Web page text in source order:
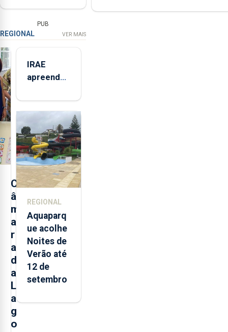
PUB
REGIONAL VER MAIS
C
â
m
a
r
a
d
a
L
a
g
o
IRAE
apreendeu
toneladas
de
alimentos
entre
2021 e
2025 nos
Açores
REGIONAL
Aquaparq
ue acolhe
Noites de
Verão até
12 de
setembro